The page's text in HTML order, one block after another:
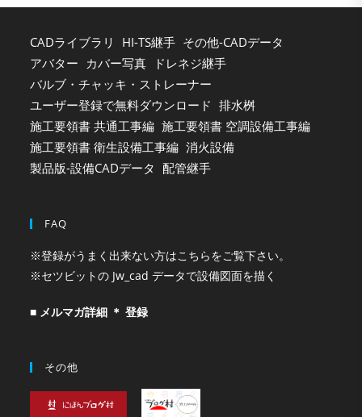
CADライブラリ HI-TS継手 その他-CADデータ
アバター カバー写真
ドレネジ継手
バルブ・チャッキ・ストレーナー
ユーザー登録で無料ダウンロード 排水桝
施工要領書 共通工事編 施工要領書 空調設備工事編
施工要領書 衛生設備工事編 消火設備
製品版-設備CADデータ 配管継手
FAQ
※登録がうまく出来ない方はこちらをご覧下さい。
※セツビットの Jw_cad データで設備図面を描く
■ メルマガ詳細 ＊ 登録
その他